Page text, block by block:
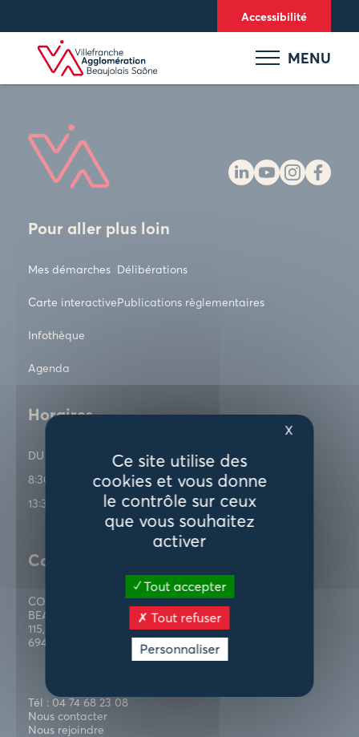
X
Ce site utilise des
cookies et vous donne
le contrôle sur ceux
que vous souhaitez
activer
Tout accepter
Tout refuser
Personnaliser
Accessibilité
MENU
Pour aller plus loin
Mes démarches
Carte interactive
Infothèque
Agenda
Délibérations
Publications règlementaires
Horaires
DU LUNDI AU VENDREDI
8:30 - 12:30
13:30 - 17:00
Contactez-nous
COMMUNAUTÉ D’AGGLOMÉRATION VILLEFRANCHE
BEAUJOLAIS SAÔNE
115, rue Paul Bert
69400 Villefranche-sur-Saône
Tél : 04 74 68 23 08
Nous contacter
Nous rejoindre